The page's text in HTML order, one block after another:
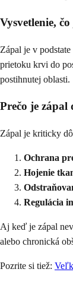
Vysvetlenie,
Zápal je v
prietoku krvi do
postihnutej oblasti.
Prečo je zápal
Zápal je kriticky
Ochrana
Hojenie
Regulácia
Aj keď je zápal
alebo chronická
Pozrite si tiež: